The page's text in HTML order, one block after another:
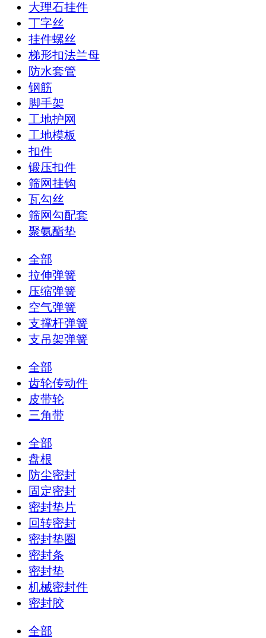
大理石挂件
丁字丝
挂件螺丝
梯形扣法兰母
防水套管
钢筋
脚手架
工地护网
工地模板
扣件
锻压扣件
筛网挂钩
瓦勾丝
筛网勾配套
聚氨酯垫
全部
拉伸弹簧
压缩弹簧
空气弹簧
支撑杆弹簧
支吊架弹簧
全部
齿轮传动件
皮带轮
三角带
全部
盘根
防尘密封
固定密封
密封垫片
回转密封
密封垫圈
密封条
密封垫
机械密封件
密封胶
全部